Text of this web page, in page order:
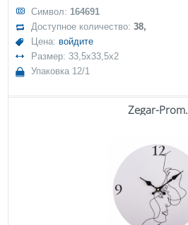
Символ: 164691
Доступное количество:38,
Цена: войдите
Размер: 33,5x33,5x2
Упаковка 12/1
Zegar-Prom.